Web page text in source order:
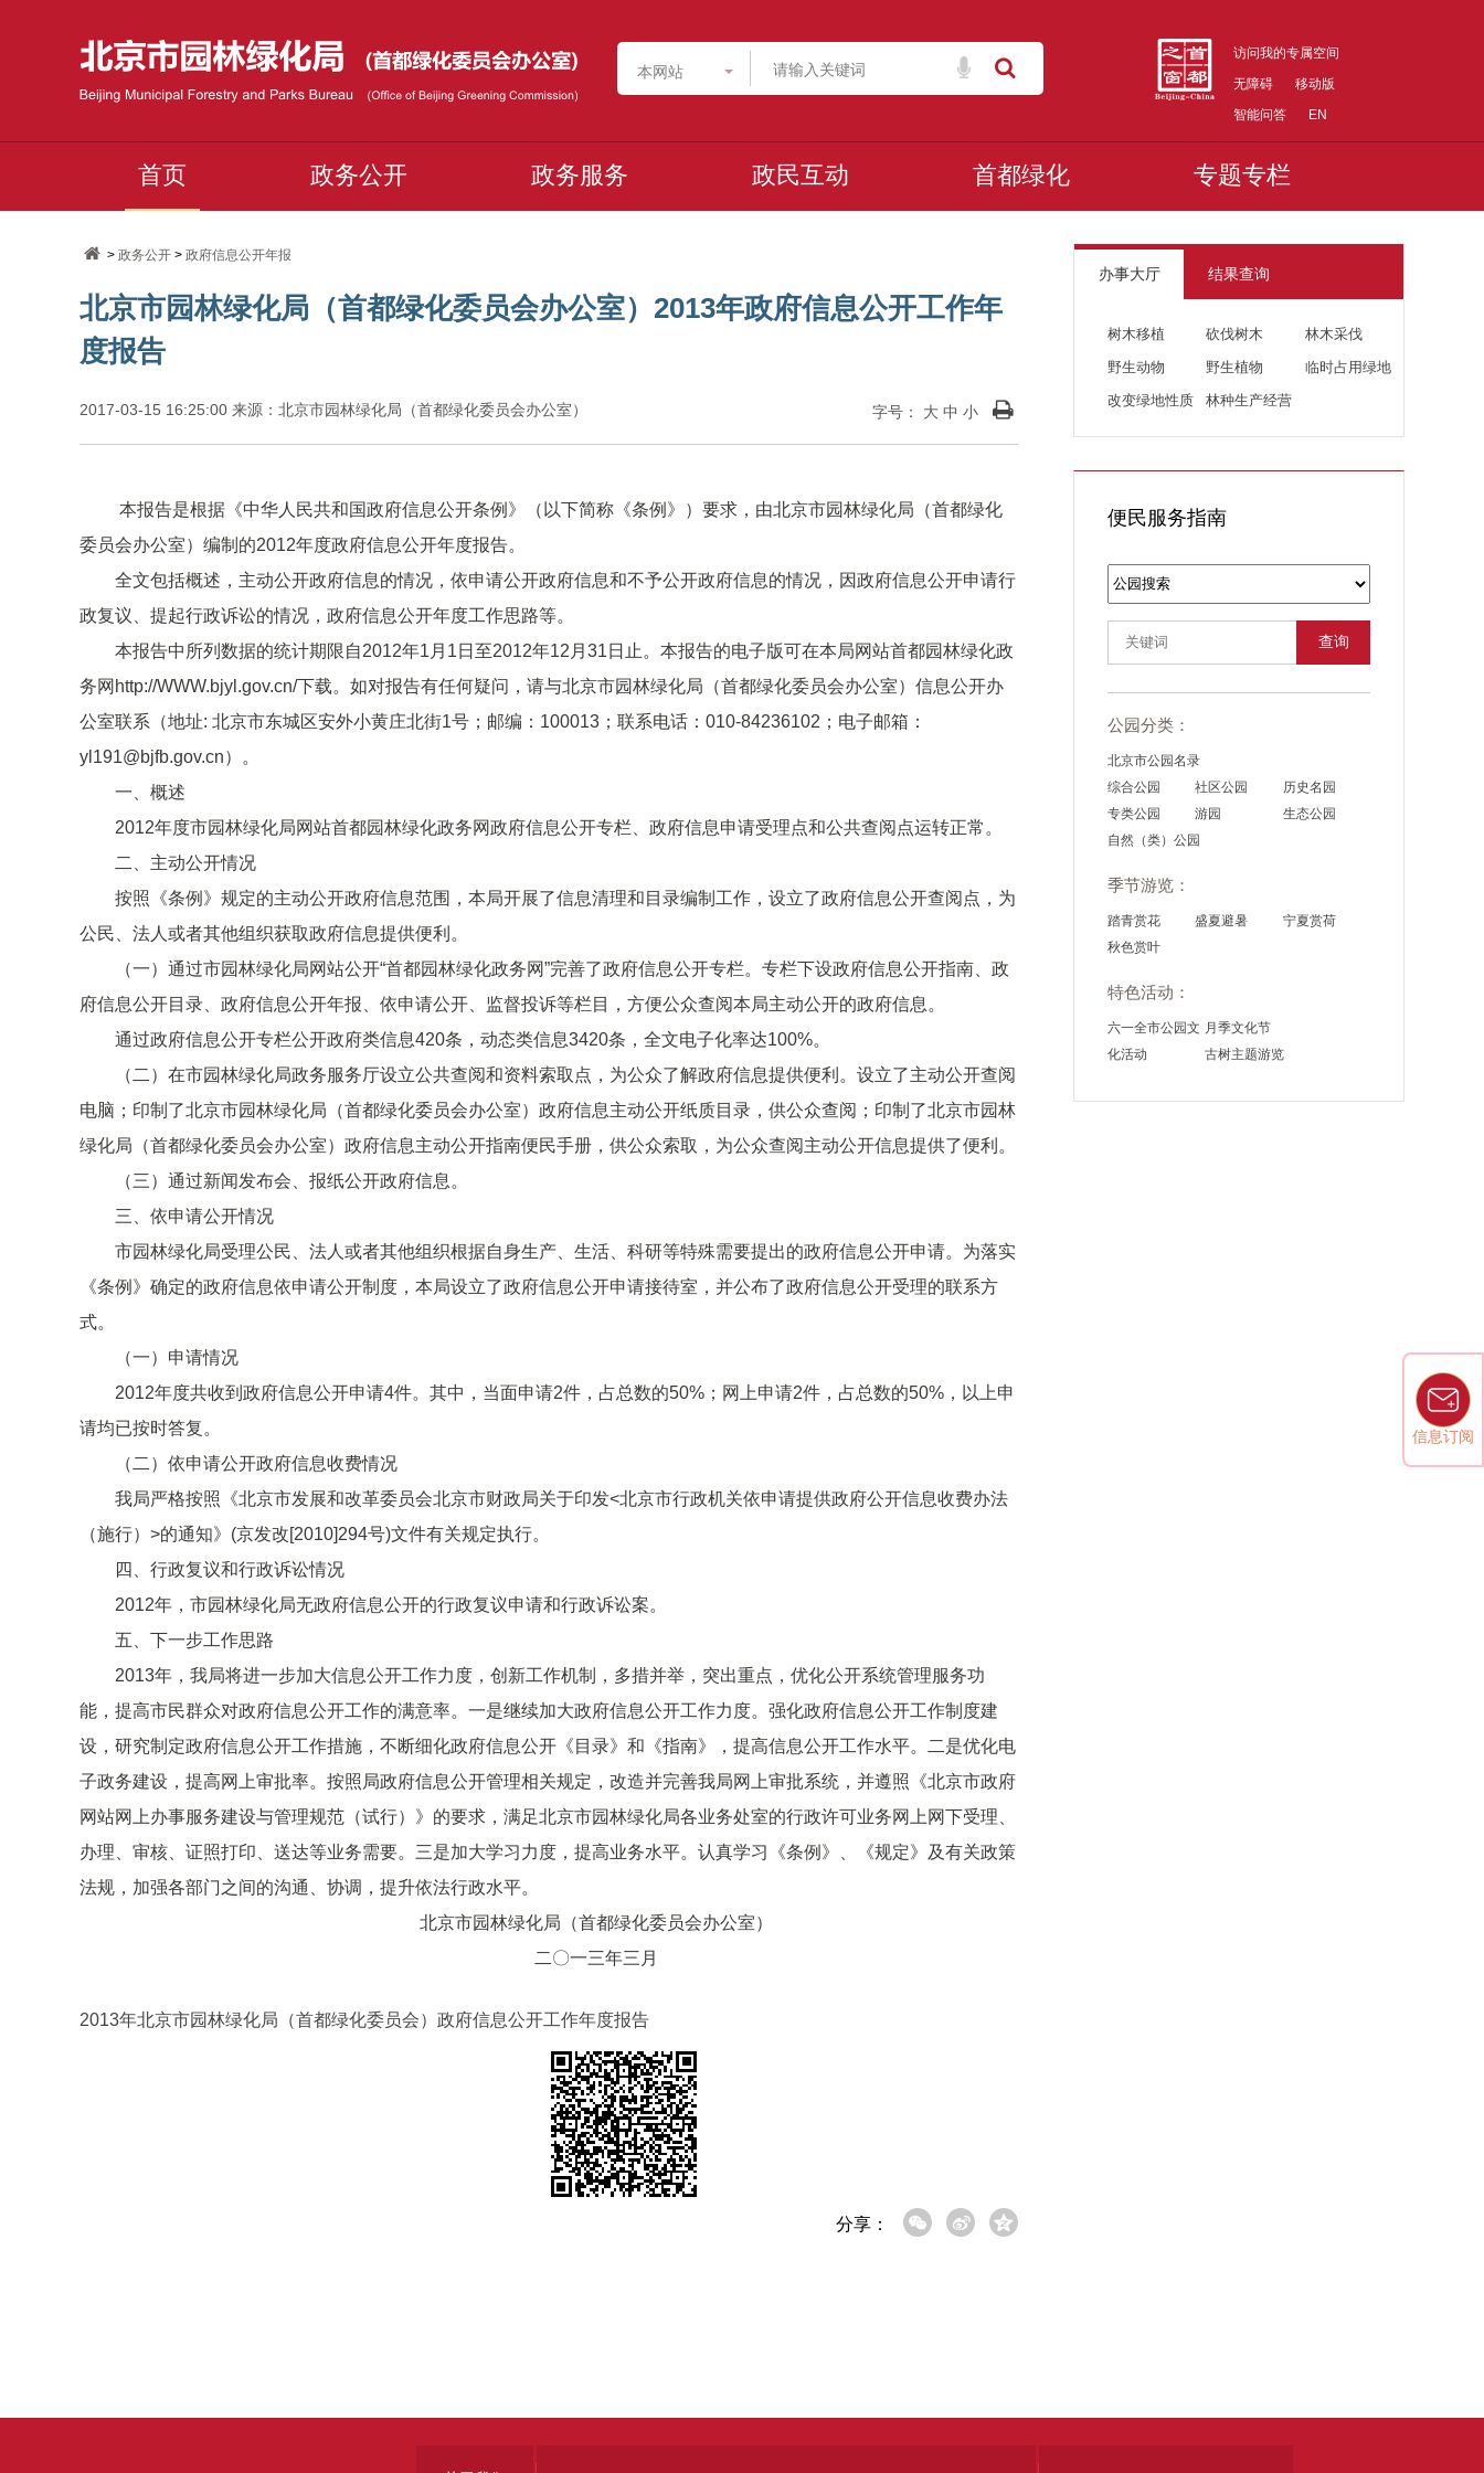
信息订阅
本网站
访问我的专属空间
无障碍
移动版
智能问答
EN
首页 政务公开 政务服务 政民互动 首都绿化 专题专栏
>政务公开 >政府信息公开年报
北京市园林绿化局（首都绿化委员会办公室）2013年政府信息公开工作年
度报告
字号： 大 中 小
2017-03-15 16:25:00 来源：北京市园林绿化局（首都绿化委员会办公室）
本报告是根据《中华人民共和国政府信息公开条例》（以下简称《条例》）要求，由北京市园林绿化局（首都绿化
委员会办公室）编制的2012年度政府信息公开年度报告。
全文包括概述，主动公开政府信息的情况，依申请公开政府信息和不予公开政府信息的情况，因政府信息公开申请行
政复议、提起行政诉讼的情况，政府信息公开年度工作思路等。
本报告中所列数据的统计期限自2012年1月1日至2012年12月31日止。本报告的电子版可在本局网站首都园林绿化政
务网http://WWW.bjyl.gov.cn/下载。如对报告有任何疑问，请与北京市园林绿化局（首都绿化委员会办公室）信息公开办
公室联系（地址: 北京市东城区安外小黄庄北街1号；邮编：100013；联系电话：010-84236102；电子邮箱：
yl191@bjfb.gov.cn）。
一、概述
2012年度市园林绿化局网站首都园林绿化政务网政府信息公开专栏、政府信息申请受理点和公共查阅点运转正常。
二、主动公开情况
按照《条例》规定的主动公开政府信息范围，本局开展了信息清理和目录编制工作，设立了政府信息公开查阅点，为
公民、法人或者其他组织获取政府信息提供便利。
（一）通过市园林绿化局网站公开“首都园林绿化政务网”完善了政府信息公开专栏。专栏下设政府信息公开指南、政
府信息公开目录、政府信息公开年报、依申请公开、监督投诉等栏目，方便公众查阅本局主动公开的政府信息。
通过政府信息公开专栏公开政府类信息420条，动态类信息3420条，全文电子化率达100%。
（二）在市园林绿化局政务服务厅设立公共查阅和资料索取点，为公众了解政府信息提供便利。设立了主动公开查阅
电脑；印制了北京市园林绿化局（首都绿化委员会办公室）政府信息主动公开纸质目录，供公众查阅；印制了北京市园林
绿化局（首都绿化委员会办公室）政府信息主动公开指南便民手册，供公众索取，为公众查阅主动公开信息提供了便利。
（三）通过新闻发布会、报纸公开政府信息。
三、依申请公开情况
市园林绿化局受理公民、法人或者其他组织根据自身生产、生活、科研等特殊需要提出的政府信息公开申请。为落实
《条例》确定的政府信息依申请公开制度，本局设立了政府信息公开申请接待室，并公布了政府信息公开受理的联系方
式。
（一）申请情况
2012年度共收到政府信息公开申请4件。其中，当面申请2件，占总数的50%；网上申请2件，占总数的50%，以上申
请均已按时答复。
（二）依申请公开政府信息收费情况
我局严格按照《北京市发展和改革委员会北京市财政局关于印发<北京市行政机关依申请提供政府公开信息收费办法
（施行）>的通知》(京发改[2010]294号)文件有关规定执行。
四、行政复议和行政诉讼情况
2012年，市园林绿化局无政府信息公开的行政复议申请和行政诉讼案。
五、下一步工作思路
2013年，我局将进一步加大信息公开工作力度，创新工作机制，多措并举，突出重点，优化公开系统管理服务功
能，提高市民群众对政府信息公开工作的满意率。一是继续加大政府信息公开工作力度。强化政府信息公开工作制度建
设，研究制定政府信息公开工作措施，不断细化政府信息公开《目录》和《指南》，提高信息公开工作水平。二是优化电
子政务建设，提高网上审批率。按照局政府信息公开管理相关规定，改造并完善我局网上审批系统，并遵照《北京市政府
网站网上办事服务建设与管理规范（试行）》的要求，满足北京市园林绿化局各业务处室的行政许可业务网上网下受理、
办理、审核、证照打印、送达等业务需要。三是加大学习力度，提高业务水平。认真学习《条例》、《规定》及有关政策
法规，加强各部门之间的沟通、协调，提升依法行政水平。
北京市园林绿化局（首都绿化委员会办公室）
二〇一三年三月
2013年北京市园林绿化局（首都绿化委员会）政府信息公开工作年度报告
分享：
办事大厅 结果查询
树木移植 砍伐树木
林木采伐
野生动物
野生植物
临时占用绿地
改变绿地性质
林种生产经营
便民服务指南
查询
公园分类：
北京市公园名录
综合公园
社区公园
历史名园
专类公园
游园
生态公园
自然（类）公园
季节游览：
踏青赏花 盛夏避暑
宁夏赏荷
秋色赏叶
特色活动：
六一全市公园文
化活动
月季文化节
古树主题游览